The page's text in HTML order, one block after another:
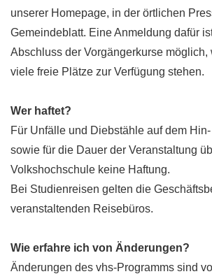
unserer Homepage, in der örtlichen
Gemeindeblatt. Eine Anmeldung dafür
Abschluss der Vorgängerkurse möglich,
viele freie Plätze zur Verfügung stehen.
Wer haftet?
Für Unfälle und Diebstähle auf dem
sowie für die Dauer der Veranstaltung
Volkshochschule keine Haftung.
Bei Studienreisen gelten die
veranstaltenden Reisebüros.
Wie erfahre ich von Änderungen?
Änderungen des vhs-Programms sind